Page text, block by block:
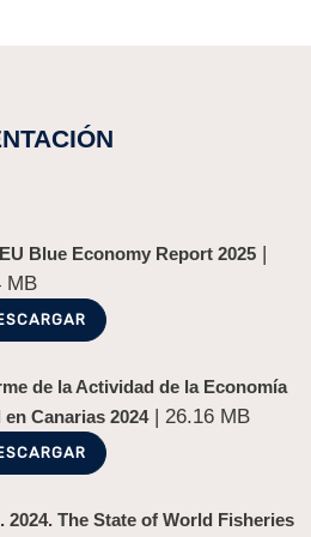
Blue Economy Report 2025 |
MB
de la Actividad de la Economía
en Canarias 2024| 26.16 MB
2024. The State of World Fisheries